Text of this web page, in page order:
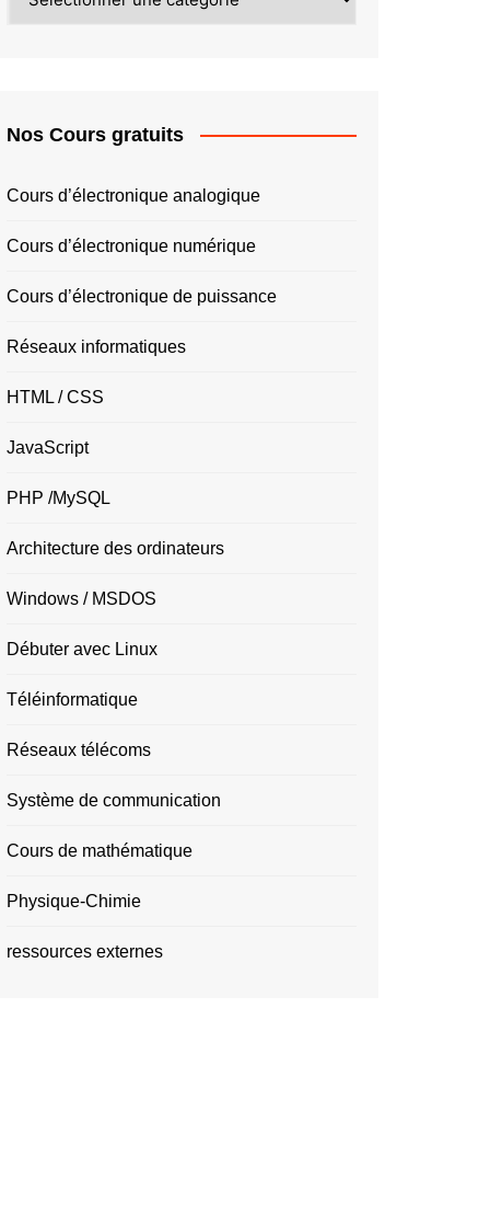
PAYS
Nos Cours gratuits
Cours d’électronique analogique
Cours d’électronique numérique
Cours d’électronique de puissance
Réseaux informatiques
HTML / CSS
JavaScript
PHP /MySQL
Architecture des ordinateurs
Windows / MSDOS
Débuter avec Linux
Téléinformatique
Réseaux télécoms
Système de communication
Cours de mathématique
Physique-Chimie
ressources externes